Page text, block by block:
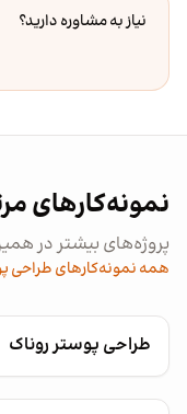
نیاز به مشاوره دارید؟
نمونه‌کارهای
پروژه‌های بیشتر در
همه نمونه‌کارهای طراحی
طراحی پوستر روناک